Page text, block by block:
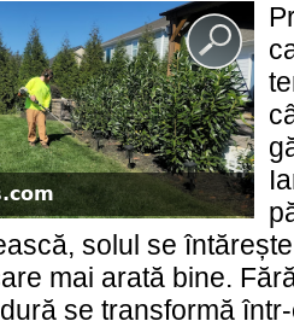
solul se
mai arată bine.
se transformă